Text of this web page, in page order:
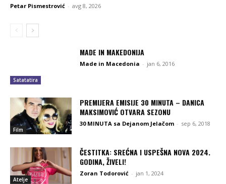
Petar Pismestrović - avg 8, 2026
Satatatira
MADE IN MAKEDONIJA
Made in Macedonia - jan 6, 2016
Film
PREMIJERA EMISIJE 30 MINUTA – DANICA
MAKSIMOVIĆ OTVARA SEZONU
30 MINUTA sa Dejanom Jelačom - sep 6, 2018
Atelje
ČESTITKA: SREĆNA I USPEŠNA NOVA 2024.
GODINA, ŽIVELI!
Zoran Todorović - jan 1, 2024